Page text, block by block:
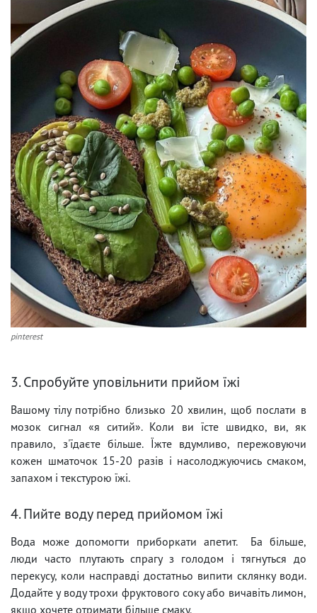
pinterest
3. Спробуйте уповільнити прийом їжі
Вашому тілу потрібно близько 20 хвилин, щоб послати в
мозок сигнал «я ситий». Коли ви їсте швидко, ви, як
правило, з'їдаєте більше. Їжте вдумливо, пережовуючи
кожен шматочок 15-20 разів і насолоджуючись смаком,
запахом і текстурою їжі.
4. Пийте воду перед прийомом їжі
Вода може допомогти приборкати апетит. Ба більше,
люди часто плутають спрагу з голодом і тягнуться до
перекусу, коли насправді достатньо випити склянку води.
Додайте у воду трохи фруктового соку або вичавіть лимон,
якщо хочете отримати більше смаку.